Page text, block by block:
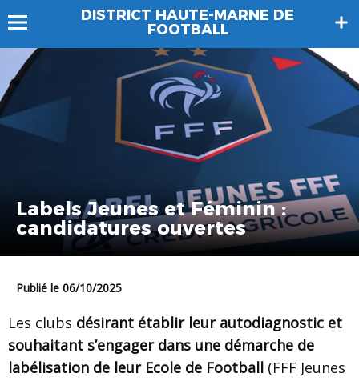
DISTRICT HAUTE-MARNE DE
FOOTBALL
Labels Jeunes et Féminin :
candidatures ouvertes
Publié le 06/10/2025
Les clubs désirant établir leur autodiagnostic et
souhaitant s’engager dans une démarche de
labélisation de leur Ecole de Football (FFF Jeunes